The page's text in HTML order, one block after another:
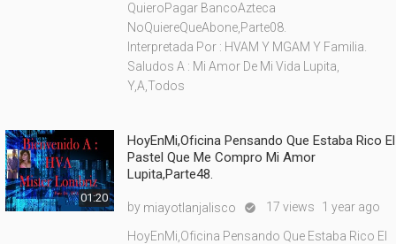
QuieroPagar BancoAzteca
NoQuiereQueAbone,Parte08.
Interpretada Por : HVAM Y MGAM Y Familia.
Saludos A : Mi Amor De Mi Vida Lupita,
Y,A,Todos
01:20
HoyEnMi,Oficina Pensando Que Estaba Rico El
Pastel Que Me Compro Mi Amor
Lupita,Parte48.
by miayotlanjalisco  17 views 1 year ago
HoyEnMi,Oficina Pensando Que Estaba Rico El